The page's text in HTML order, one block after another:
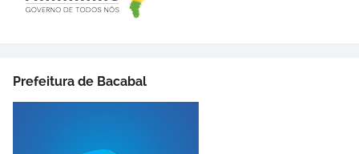
Prefeitura de Bacabal